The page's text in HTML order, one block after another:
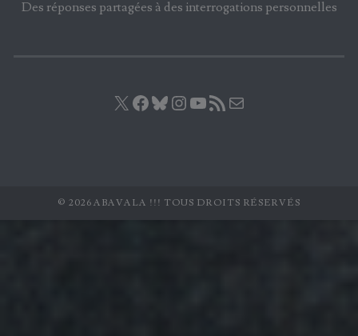
Des réponses partagées à des interrogations personnelles
X Facebook
Bluesky
Instagram
YouTube
Flux RSS
© 2026 ABAVALA !!! TOUS DROITS RÉSERVÉS